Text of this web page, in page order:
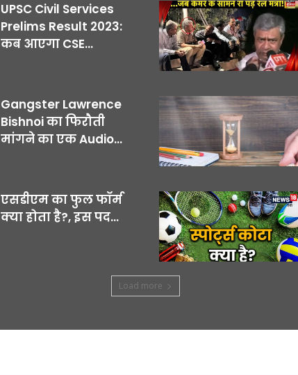
UPSC Civil Services
Prelims Result 2023:
कब आएगा CSE...
Gangster Lawrence
Bishnoi का फिरौती
मांगने का एक Audio...
एसडीएम का फुल फॉर्म
क्या होता है?, इस पद...
Load more